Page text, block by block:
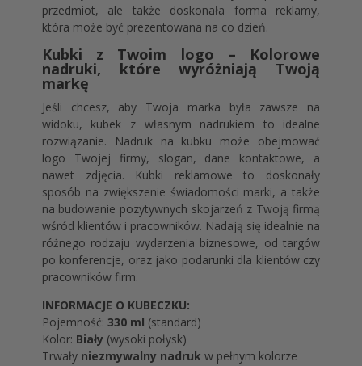
przedmiot, ale także doskonała forma reklamy,
która może być prezentowana na co dzień.
Kubki z Twoim logo – Kolorowe
nadruki, które wyróżniają Twoją
markę
Jeśli chcesz, aby Twoja marka była zawsze na
widoku, kubek z własnym nadrukiem to idealne
rozwiązanie. Nadruk na kubku może obejmować
logo Twojej firmy, slogan, dane kontaktowe, a
nawet zdjęcia. Kubki reklamowe to doskonały
sposób na zwiększenie świadomości marki, a także
na budowanie pozytywnych skojarzeń z Twoją firmą
wśród klientów i pracowników. Nadają się idealnie na
różnego rodzaju wydarzenia biznesowe, od targów
po konferencje, oraz jako podarunki dla klientów czy
pracowników firm.
INFORMACJE O KUBECZKU:
Pojemność: 330 ml (standard)
Kolor: Biały (wysoki połysk)
Trwałyniezmywalny nadruk w pełnym kolorze